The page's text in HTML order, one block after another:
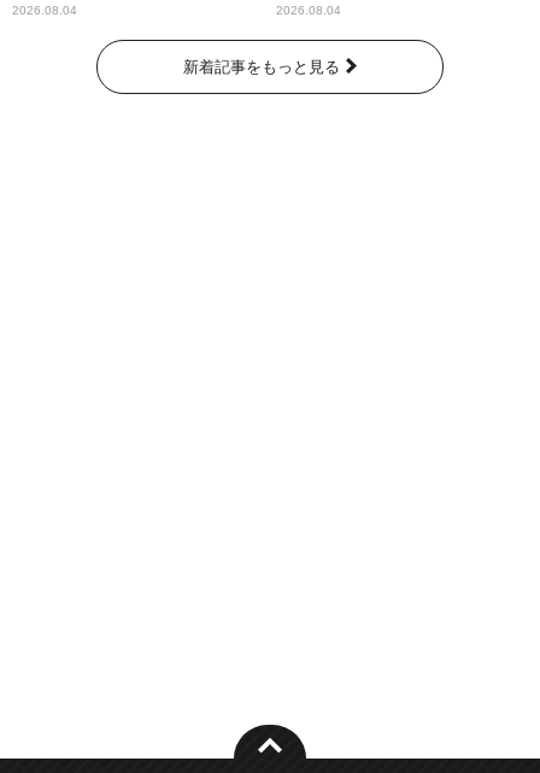
なたに伝えたいこと」
2026.08.04 2026.08.04
新着記事をもっと見る